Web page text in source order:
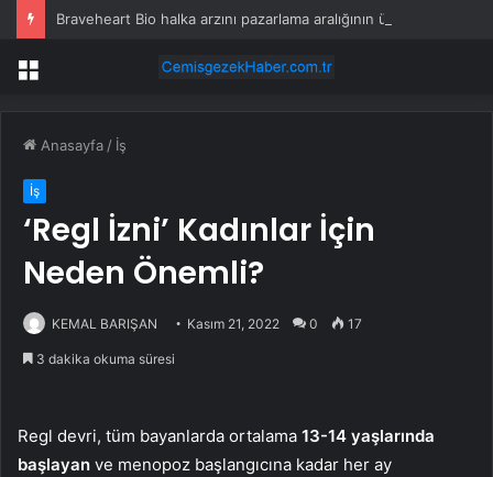
Menü
Anasayfa / İş
İş
‘Regl İzni’ Kadınlar İçin
Neden Önemli?
KEMAL BARIŞAN Kasım 21, 2022 0 17
3 dakika okuma süresi
Regl devri, tüm bayanlarda ortalama 13-14 yaşlarında
başlayan ve menopoz başlangıcına kadar her ay